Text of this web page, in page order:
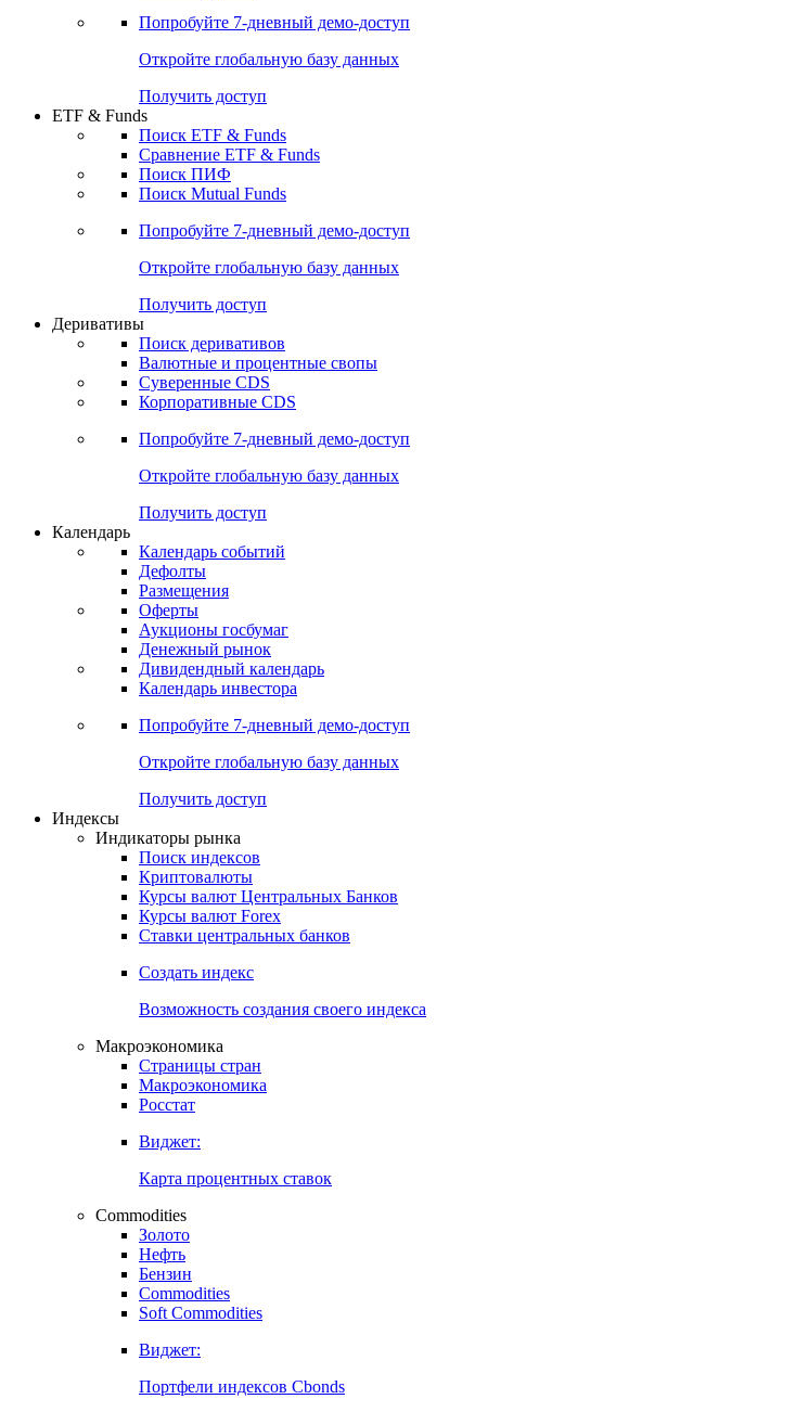
Попробуйте 7-дневный демо-доступ
Откройте глобальную базу данных
Получить доступ
ETF & Funds
Поиск ETF & Funds
Сравнение ETF & Funds
Поиск ПИФ
Поиск Mutual Funds
Попробуйте 7-дневный демо-доступ
Откройте глобальную базу данных
Получить доступ
Деривативы
Поиск деривативов
Валютные и процентные свопы
Суверенные CDS
Корпоративные CDS
Попробуйте 7-дневный демо-доступ
Откройте глобальную базу данных
Получить доступ
Календарь
Календарь событий
Дефолты
Размещения
Оферты
Аукционы госбумаг
Денежный рынок
Дивидендный календарь
Календарь инвестора
Попробуйте 7-дневный демо-доступ
Откройте глобальную базу данных
Получить доступ
Индексы
Индикаторы рынка
Поиск индексов
Криптовалюты
Курсы валют Центральных Банков
Курсы валют Forex
Ставки центральных банков
Создать индекс
Возможность создания своего индекса
Макроэкономика
Страницы стран
Макроэкономика
Росстат
Виджет:
Карта процентных ставок
Commodities
Золото
Нефть
Бензин
Commodities
Soft Commodities
Виджет:
Портфели индексов Cbonds